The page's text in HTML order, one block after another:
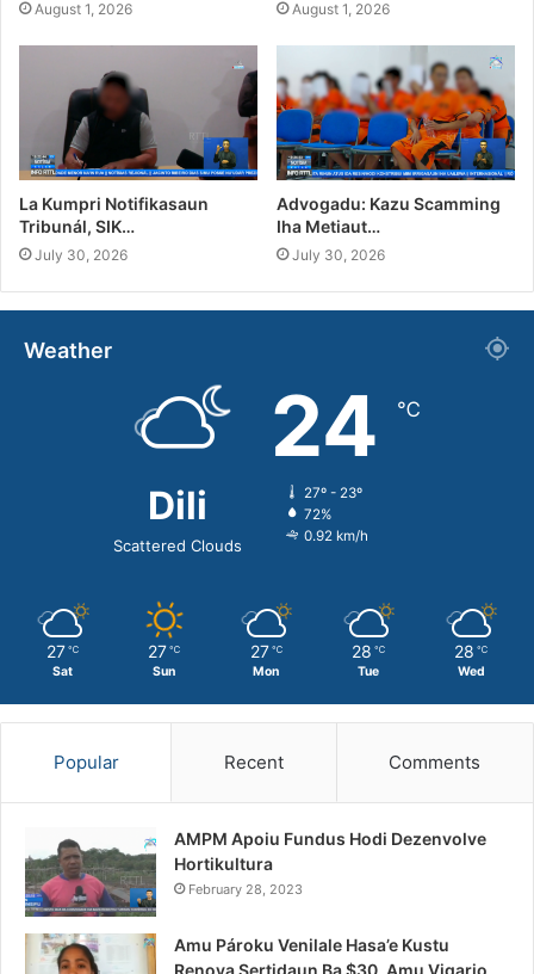
August 1, 2026 August 1, 2026
La Kumpri Notifikasaun
Tribunál, SIK…
July 30, 2026
Advogadu: Kazu Scamming
Iha Metiaut…
July 30, 2026
Weather
Dili
Scattered Clouds
24 ℃
27º - 23º
72%
0.92 km/h
27 ℃
Sat
27 ℃
Sun
27 ℃
Mon
28 ℃
Tue
28 ℃
Wed
Popular Recent Comments
AMPM Apoiu Fundus Hodi Dezenvolve
Hortikultura
February 28, 2023
Amu Pároku Venilale Hasa’e Kustu
Renova Sertidaun Ba $30, Amu Vigario